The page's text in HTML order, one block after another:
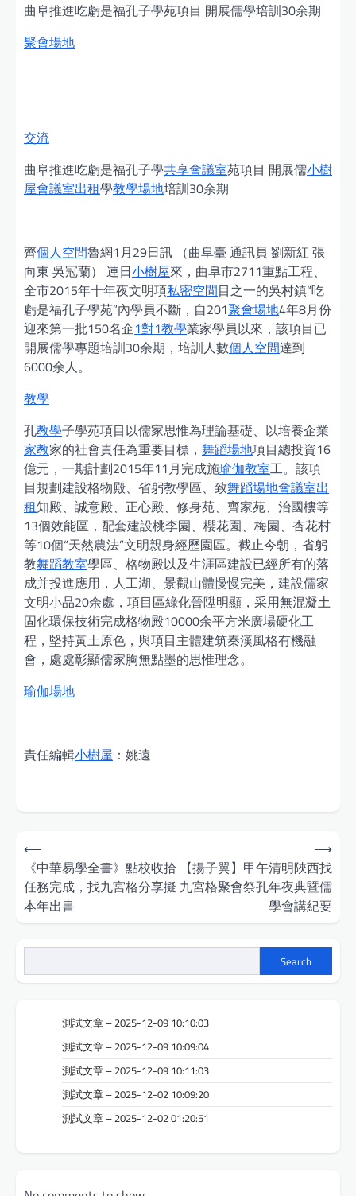
曲阜推進吃虧是福孔子學苑項目 開展儒學培訓30余期
聚會場地
交流
曲阜推進吃虧是福孔子學共享會議室苑項目 開展儒小樹
屋會議室出租學教學場地培訓30余期
齊個人空間魯網1月29日訊 （曲阜臺 通訊員 劉新紅 張
向東 吳冠蘭） 連日小樹屋來，曲阜市2711重點工程、
全市2015年十年夜文明項私密空間目之一的吳村鎮“吃
虧是福孔子學苑”內學員不斷，自201聚會場地4年8月份
迎來第一批150名企1對1教學業家學員以來，該項目已
開展儒學專題培訓30余期，培訓人數個人空間達到
6000余人。
教學
孔教學子學苑項目以儒家思惟為理論基礎、以培養企業
家教家的社會責任為重要目標， 舞蹈場地項目總投資16
億元，一期計劃2015年11月完成施瑜伽教室工。該項
目規劃建設格物殿、省躬教學區、致舞蹈場地會議室出
租知殿、誠意殿、正心殿、修身苑、齊家苑、治國樓等
13個效能區，配套建設桃李園、櫻花園、梅園、杏花村
等10個“天然農法”文明親身經歷園區。截止今朝，省躬
教舞蹈教室學區、格物殿以及生涯區建設已經所有的落
成并投進應用，人工湖、景觀山體慢慢完美，建設儒家
文明小品20余處，項目區綠化晉陞明顯，采用無混凝土
固化環保技術完成格物殿10000余平方米廣場硬化工
程，堅持黃土原色，與項目主體建筑秦漢風格有機融
會，處處彰顯儒家胸無點墨的思惟理念。
瑜伽場地
責任編輯小樹屋 ：姚遠
Post
navigation
⟵
《中華易學全書》點校收拾
任務完成，找九宮格分享擬
本年出書
【揚子翼】甲午清明陜西找
九宮格聚會祭孔年夜典暨儒
學會講紀要
⟶
Search
測試文章 – 2025-12-09 10:10:03
測試文章 – 2025-12-09 10:09:04
測試文章 – 2025-12-09 10:11:03
測試文章 – 2025-12-02 10:09:20
測試文章 – 2025-12-02 01:20:51